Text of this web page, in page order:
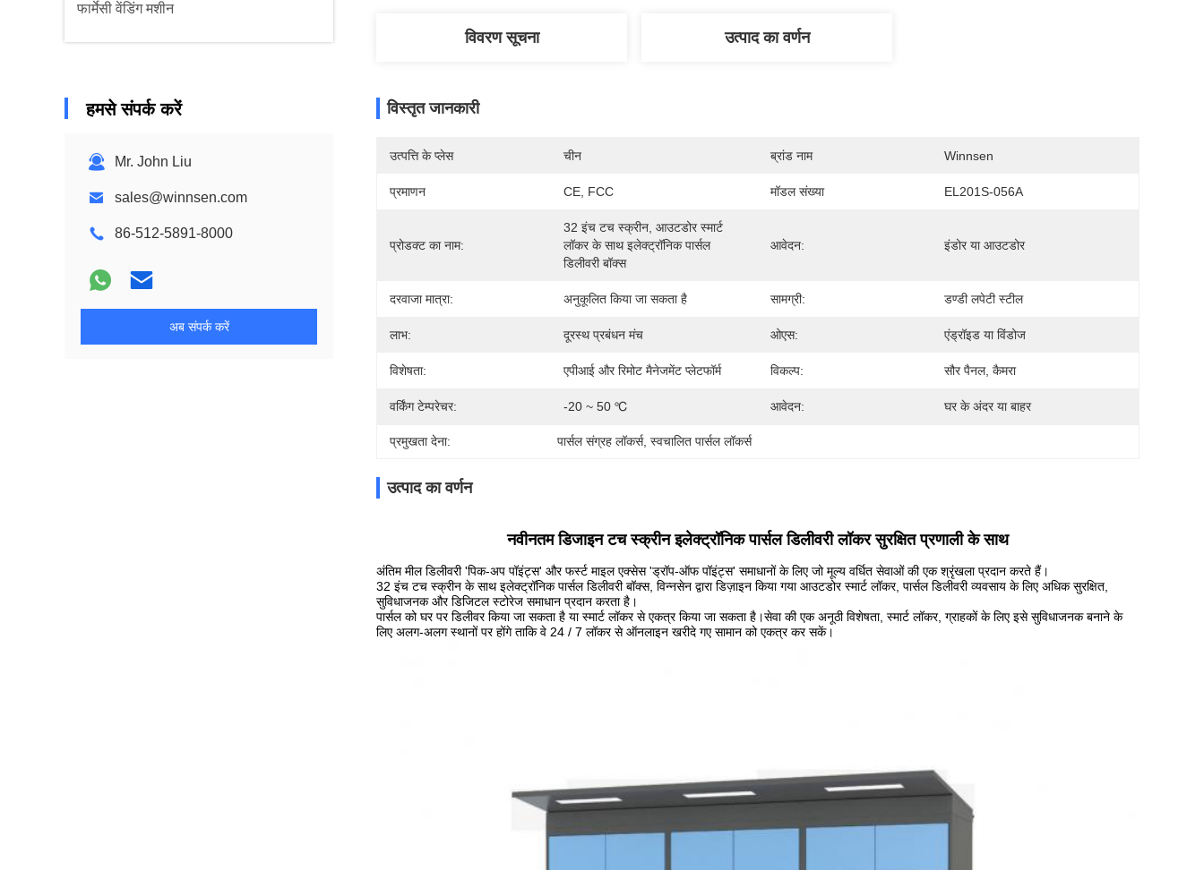
फार्मेसी वेंडिंग मशीन
हमसे संपर्क करें
Mr. John Liu
sales@winnsen.com
86-512-5891-8000
अब संपर्क करें
विवरण सूचना उत्पाद का वर्णन
विस्तृत जानकारी
उत्पत्ति के प्लेस चीन ब्रांड नाम Winnsen
प्रमाणन CE, FCC मॉडल संख्या EL201S-056A
प्रोडक्ट का नाम:
32 इंच टच स्क्रीन, आउटडोर स्मार्ट
लॉकर के साथ इलेक्ट्रॉनिक पार्सल
डिलीवरी बॉक्स
आवेदन: इंडोर या आउटडोर
दरवाजा मात्रा: अनुकूलित किया जा सकता है सामग्री: डण्डी लपेटी स्टील
लाभ: दूरस्थ प्रबंधन मंच ओएस: एंड्रॉइड या विंडोज
विशेषता: एपीआई और रिमोट मैनेजमेंट प्लेटफॉर्म विकल्प: सौर पैनल, कैमरा
वर्किंग टेम्परेचर: -20 ~ 50 ℃ आवेदन: घर के अंदर या बाहर
प्रमुखता देना: पार्सल संग्रह लॉकर्स, स्वचालित पार्सल लॉकर्स
उत्पाद का वर्णन
नवीनतम डिजाइन टच स्क्रीन इलेक्ट्रॉनिक पार्सल डिलीवरी लॉकर सुरक्षित प्रणाली के साथ
अंतिम मील डिलीवरी 'पिक-अप पॉइंट्स' और फर्स्ट माइल एक्सेस 'ड्रॉप-ऑफ पॉइंट्स' समाधानों के लिए जो मूल्य वर्धित सेवाओं की एक श्रृंखला प्रदान करते हैं।
32 इंच टच स्क्रीन के साथ इलेक्ट्रॉनिक पार्सल डिलीवरी बॉक्स, विन्नसेन द्वारा डिज़ाइन किया गया आउटडोर स्मार्ट लॉकर, पार्सल डिलीवरी व्यवसाय के लिए अधिक सुरक्षित,
सुविधाजनक और डिजिटल स्टोरेज समाधान प्रदान करता है।
पार्सल को घर पर डिलीवर किया जा सकता है या स्मार्ट लॉकर से एकत्र किया जा सकता है।सेवा की एक अनूठी विशेषता, स्मार्ट लॉकर, ग्राहकों के लिए इसे सुविधाजनक बनाने के
लिए अलग-अलग स्थानों पर होंगे ताकि वे 24 / 7 लॉकर से ऑनलाइन खरीदे गए सामान को एकत्र कर सकें।